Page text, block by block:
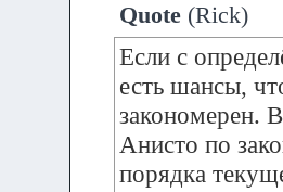
Quote (Rick)
Если с
есть шансы,
закономерен.
Анисто по
порядка